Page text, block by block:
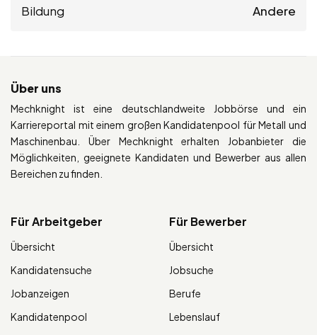
Bildung Andere
Über uns
Mechknight ist eine deutschlandweite Jobbörse und ein
Karriereportal mit einem großen Kandidatenpool für Metall und
Maschinenbau. Über Mechknight erhalten Jobanbieter die
Möglichkeiten, geeignete Kandidaten und Bewerber aus allen
Bereichen zu finden.
Für Arbeitgeber
Übersicht
Kandidatensuche
Jobanzeigen
Kandidatenpool
Für Bewerber
Übersicht
Jobsuche
Berufe
Lebenslauf